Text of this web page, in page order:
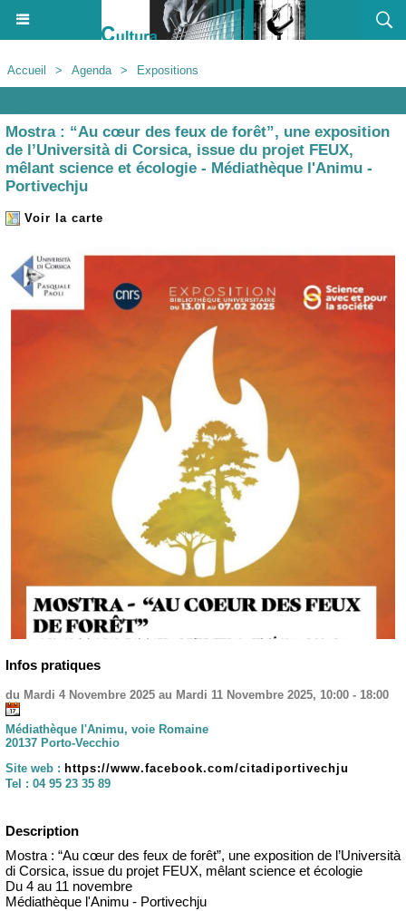
Accueil > Agenda > Expositions
Mostra : “Au cœur des feux de forêt”, une exposition
de l’Università di Corsica, issue du projet FEUX,
mêlant science et écologie - Médiathèque l'Animu -
Portivechju
Voir la carte
Infos pratiques
du Mardi 4 Novembre 2025 au Mardi 11 Novembre 2025, 10:00 - 18:00
Médiathèque l'Animu, voie Romaine
20137 Porto-Vecchio
Site web : https://www.facebook.com/citadiportivechju
Tel : 04 95 23 35 89
Description
Mostra : “Au cœur des feux de forêt”, une exposition de l’Università
di Corsica, issue du projet FEUX, mêlant science et écologie
Du 4 au 11 novembre
Médiathèque l'Animu - Portivechju